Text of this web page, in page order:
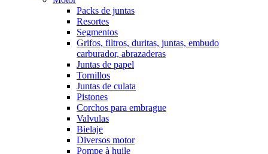
Packs de juntas
Resortes
Segmentos
Grifos, filtros, duritas, juntas, embudo
carburador, abrazaderas
Juntas de papel
Tornillos
Juntas de culata
Pistones
Corchos para embrague
Valvulas
Bielaje
Diversos motor
Pompe à huile